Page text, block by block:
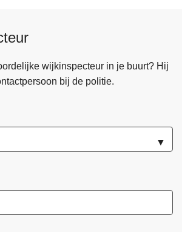
wijkinspecteur in je buurt? Hij
bij de politie.
▼